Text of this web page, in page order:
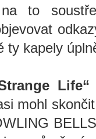
to
ty kapely
Life“
mohl